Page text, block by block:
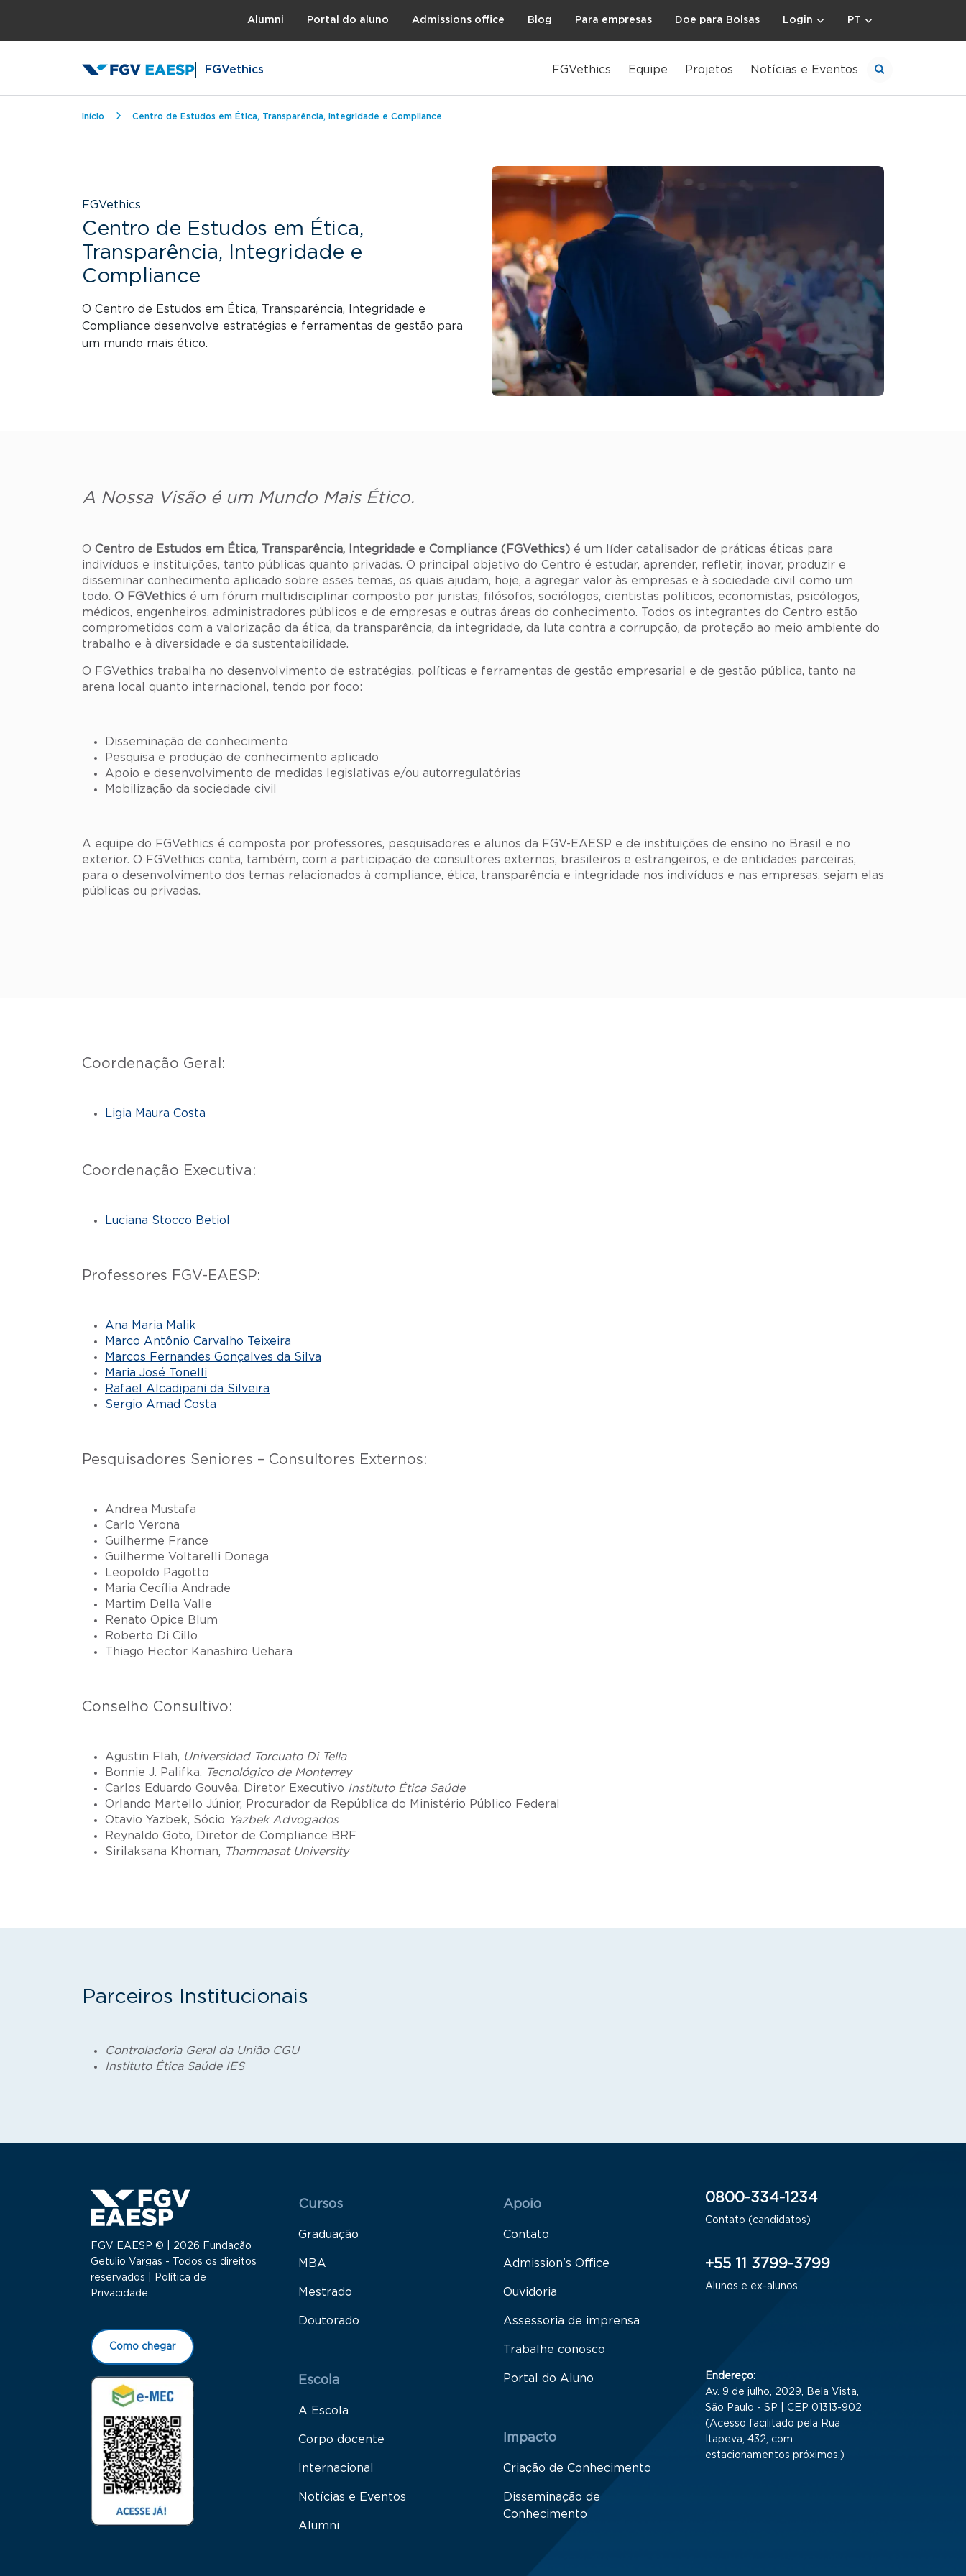
Alumni Portal do aluno Admissions office Blog Para empresas Doe para Bolsas Login PT
FGVethics FGVethics Equipe Projetos Notícias e Eventos
Trilha de navegação
Início Centro de Estudos em Ética, Transparência, Integridade e Compliance
FGVethics
Centro de Estudos em Ética,
Transparência, Integridade e
Compliance
O Centro de Estudos em Ética, Transparência, Integridade e
Compliance desenvolve estratégias e ferramentas de gestão para
um mundo mais ético.
A Nossa Visão é um Mundo Mais Ético.
O Centro de Estudos em Ética, Transparência, Integridade e Compliance (FGVethics) é um líder catalisador de práticas éticas para
indivíduos e instituições, tanto públicas quanto privadas. O principal objetivo do Centro é estudar, aprender, refletir, inovar, produzir e
disseminar conhecimento aplicado sobre esses temas, os quais ajudam, hoje, a agregar valor às empresas e à sociedade civil como um
todo. O FGVethics é um fórum multidisciplinar composto por juristas, filósofos, sociólogos, cientistas políticos, economistas, psicólogos,
médicos, engenheiros, administradores públicos e de empresas e outras áreas do conhecimento. Todos os integrantes do Centro estão
comprometidos com a valorização da ética, da transparência, da integridade, da luta contra a corrupção, da proteção ao meio ambiente do
trabalho e à diversidade e da sustentabilidade.
O FGVethics trabalha no desenvolvimento de estratégias, políticas e ferramentas de gestão empresarial e de gestão pública, tanto na
arena local quanto internacional, tendo por foco:
Disseminação de conhecimento
Pesquisa e produção de conhecimento aplicado
Apoio e desenvolvimento de medidas legislativas e/ou autorregulatórias
Mobilização da sociedade civil
A equipe do FGVethics é composta por professores, pesquisadores e alunos da FGV-EAESP e de instituições de ensino no Brasil e no
exterior. O FGVethics conta, também, com a participação de consultores externos, brasileiros e estrangeiros, e de entidades parceiras,
para o desenvolvimento dos temas relacionados à compliance, ética, transparência e integridade nos indivíduos e nas empresas, sejam elas
públicas ou privadas.
Coordenação Geral:
Ligia Maura Costa
Coordenação Executiva:
Luciana Stocco Betiol
Professores FGV-EAESP:
Ana Maria Malik
Marco Antônio Carvalho Teixeira
Marcos Fernandes Gonçalves da Silva
Maria José Tonelli
Rafael Alcadipani da Silveira
Sergio Amad Costa
Pesquisadores Seniores – Consultores Externos:
Andrea Mustafa
Carlo Verona
Guilherme France
Guilherme Voltarelli Donega
Leopoldo Pagotto
Maria Cecília Andrade
Martim Della Valle
Renato Opice Blum
Roberto Di Cillo
Thiago Hector Kanashiro Uehara
Conselho Consultivo:
Agustin Flah, Universidad Torcuato Di Tella
Bonnie J. Palifka, Tecnológico de Monterrey
Carlos Eduardo Gouvêa, Diretor Executivo Instituto Ética Saúde
Orlando Martello Júnior, Procurador da República do Ministério Público Federal
Otavio Yazbek, Sócio Yazbek Advogados
Reynaldo Goto, Diretor de Compliance BRF
Sirilaksana Khoman, Thammasat University
Parceiros Institucionais
Controladoria Geral da União CGU
Instituto Ética Saúde IES
FGV EAESP © | 2026 Fundação
Getulio Vargas - Todos os direitos
reservados |
Política de
Privacidade
Como chegar
Menu Rodapé 1
Cursos
Graduação
MBA
Mestrado
Doutorado
Escola
A Escola
Corpo docente
Internacional
Notícias e Eventos
Alumni
Rodapé 2
Apoio
Contato
Admission's Office
Ouvidoria
Assessoria de imprensa
Trabalhe conosco
Portal do Aluno
Impacto
Criação de Conhecimento
Disseminação de
Conhecimento
0800-334-1234
Contato (candidatos)
+55 11 3799-3799
Alunos e ex-alunos
Endereço:
Av. 9 de julho, 2029, Bela Vista,
São Paulo - SP | CEP 01313-902
(Acesso facilitado pela Rua
Itapeva, 432, com
estacionamentos próximos.)